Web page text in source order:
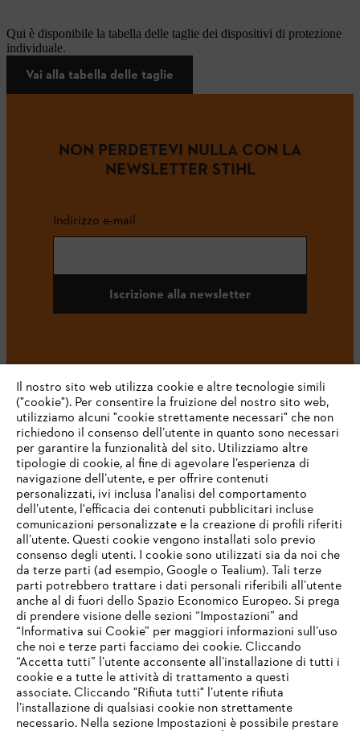
Qui è disponibile la tabella delle taglie dei dispositivi di protezione
individuale.
Vai alla tabella delle taglie
NON PERDETEVI NULLA CON LA
NEWSLETTER STIHL
Indirizzo e-mail
Iscrizione alla newsletter
#STIHL
L’azienda
STIHL FAQ
Service
IHR BROWSER WIRD NICHT
UNTERSTÜTZT
Sie nutzen einen Browser, den wir noch nicht unterstützen. Für
Il nostro sito web utilizza cookie e altre tecnologie simili
("cookie"). Per consentire la fruizione del nostro sito web,
utilizziamo alcuni "cookie strettamente necessari" che non
richiedono il consenso dell’utente in quanto sono necessari
per garantire la funzionalità del sito. Utilizziamo altre
tipologie di cookie, al fine di agevolare l’esperienza di
navigazione dell’utente, e per offrire contenuti
personalizzati, ivi inclusa l'analisi del comportamento
dell’utente, l'efficacia dei contenuti pubblicitari incluse
comunicazioni personalizzate e la creazione di profili riferiti
all’utente. Questi cookie vengono installati solo previo
consenso degli utenti. I cookie sono utilizzati sia da noi che
da terze parti (ad esempio, Google o Tealium). Tali terze
parti potrebbero trattare i dati personali riferibili all’utente
anche al di fuori dello Spazio Economico Europeo. Si prega
di prendere visione delle sezioni “Impostazioni” and
“Informativa sui Cookie” per maggiori informazioni sull’uso
che noi e terze parti facciamo dei cookie. Cliccando
“Accetta tutti” l’utente acconsente all’installazione di tutti i
cookie e a tutte le attività di trattamento a questi
associate. Cliccando "Rifiuta tutti" l’utente rifiuta
l’installazione di qualsiasi cookie non strettamente
necessario. Nella sezione Impostazioni è possibile prestare